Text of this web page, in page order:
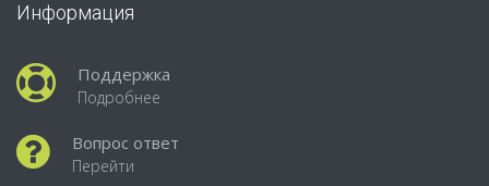
Информация
Поддержка
Подробнее
Вопрос ответ
Перейти